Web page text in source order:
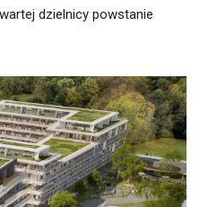
dzielnicy powstanie